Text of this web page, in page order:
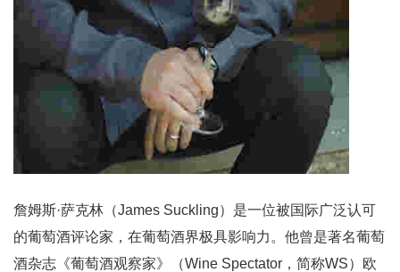
詹姆斯·萨克林（James Suckling）是一位被国际广泛认可
的葡萄酒评论家，在葡萄酒界极具影响力。他曾是著名葡萄
酒杂志《葡萄酒观察家》（Wine Spectator，简称WS）欧